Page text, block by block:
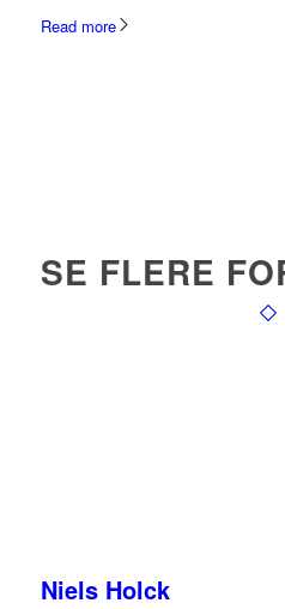
Read more
SE FLERE
Niels Holck